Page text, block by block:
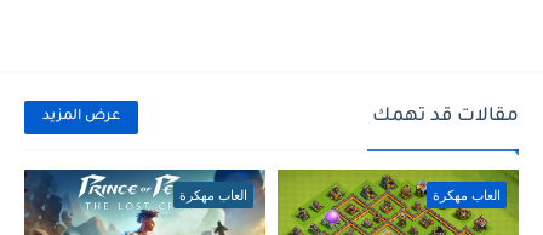
مقالات قد تهمك عرض المزيد
العاب مهكرة العاب مهكرة